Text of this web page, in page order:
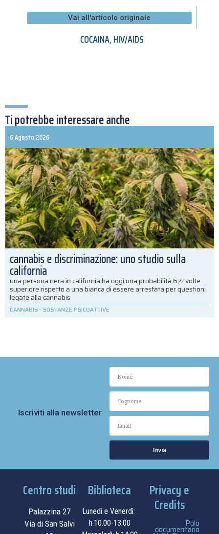
Vai all'articolo originale
COCAINA,HIV/AIDS
Ti potrebbe interessare anche
6 Agosto 2026
cannabis e discriminazione: uno studio sulla
california
una persona nera in california ha oggi una probabilità 6,4 volte
superiore rispetto a una bianca di essere arrestata per questioni
legate alla cannabis
CANNABIS - SOSTANZE PSICOATTIVE
Iscriviti alla newsletter
Invia
Centro studi
Palazzina 27
Via di San Salvi
Biblioteca
Lunedì e Venerdì:
h.10.00-13.00
Privacy e
Credits
Polo
documentario